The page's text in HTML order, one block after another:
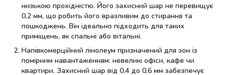
низькою прохідністю. Його захисний шар не перевищує
0,2 мм, що робить його вразливим до стирання та
пошкоджень. Він ідеально підходить для таких
приміщень, як спальні або вітальні.
Напівкомерційний лінолеум призначений для зон із
помірним навантаженням: невеликі офіси, кафе чи
квартири. Захисний шар від 0,4 до 0,6 мм забезпечує